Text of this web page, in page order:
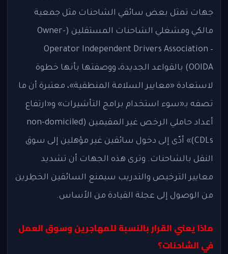
جهات تمثل بعض سائقي الشاحنات مثل جمعية
مالكي ومشغلي الشاحنات المستقلين (Owner-
Operator Independent Drivers Association –
OOIDA) بالقواعد الجديدة، ووصفتها بأنها خطوة
لاستعادة «معايير السلامة المنطقية»، معتبرة أن ما
تصفه بـ«سوء استخدام برامج التأشيرات» و«ارتفاع
أعداد حاملي الرخص غير المقيمين (non-domiciled
CDLs)» أدّى إلى دخول سائقين غير مؤهلين إلى سوق
النقل بالشاحنات. وترى هذه الجهات أن تشديد
معايير الترخيص والتدريب سيمنع السائقين الخطِرين
من الوصول إلى عجلة القيادة من الأساس.
ماذا يعني القرار بالنسبة للمهاجرين وسوق العمل
في الشاحنات؟